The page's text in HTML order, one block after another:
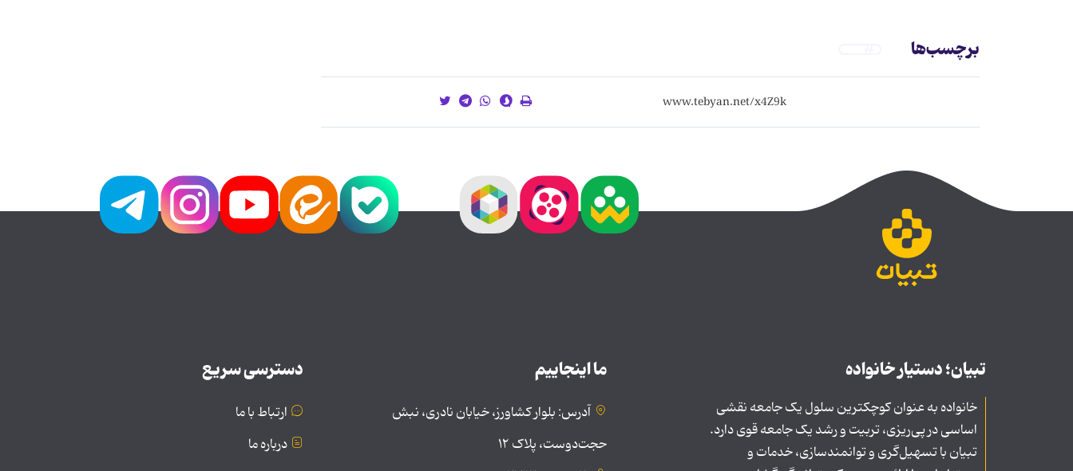
برچسب‌ها
تبیان؛ دستیار خانواده
خانواده به عنوان کوچکترین سلول یک جامعه نقشی
اساسی در پی‌ریزی، تربیت و رشد یک جامعه قوی دارد.
تبیان با تسهیل‌گری و توانمندسازی، خدمات و
ما اینجاییم
آدرس: بلوار کشاورز، خیابان نادری، نبش
حجت‌دوست، پلاک ۱۲
دسترسی سریع
ارتباط با ما
درباره ما